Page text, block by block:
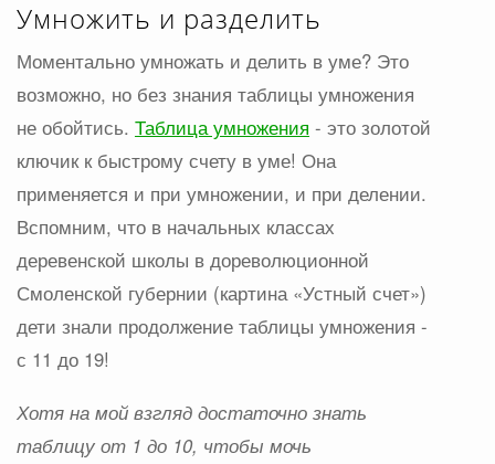
Умножить и разделить
Моментально умножать и делить в уме? Это
возможно, но без знания таблицы умножения
не обойтись. Таблица умножения - это золотой
ключик к быстрому счету в уме! Она
применяется и при умножении, и при делении.
Вспомним, что в начальных классах
деревенской школы в дореволюционной
Смоленской губернии (картина «Устный счет»)
дети знали продолжение таблицы умножения -
с 11 до 19!
Хотя на мой взгляд достаточно знать
таблицу от 1 до 10, чтобы мочь